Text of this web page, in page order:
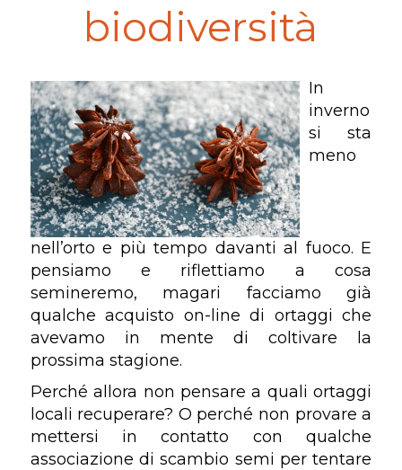
biodiversità
In
inverno
si sta
meno
nell’orto e più tempo davanti al fuoco. E
pensiamo e riflettiamo a cosa
semineremo, magari facciamo già
qualche acquisto on-line di ortaggi che
avevamo in mente di coltivare la
prossima stagione.
Perché allora non pensare a quali ortaggi
locali recuperare? O perché non provare a
mettersi in contatto con qualche
associazione di scambio semi per tentare